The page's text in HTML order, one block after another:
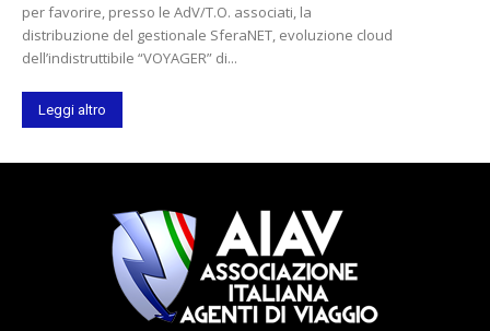
per favorire, presso le AdV/T.O. associati, la
distribuzione del gestionale SferaNET, evoluzione cloud
dell’indistruttibile “VOYAGER” di...
Leggi altro